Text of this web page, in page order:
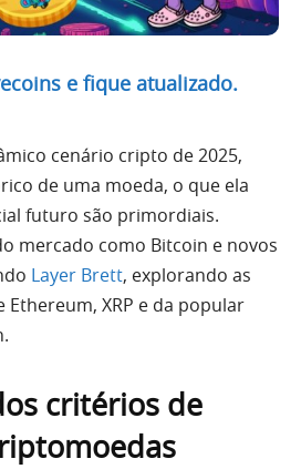
e fique atualizado.
cenário cripto de 2025,
de uma moeda, o que ela
futuro são primordiais.
mercado como Bitcoin e novos
Layer Brett, explorando as
XRP e da popular
critérios de